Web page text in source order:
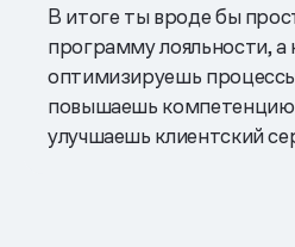
В итоге ты вроде бы
программу лояльности, а
оптимизируешь
повышаешь компетенцию
улучшаешь клиентский